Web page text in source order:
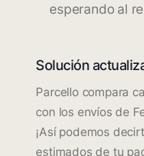
esperando al
Solución
Parcello compara
con los envíos de
¡Así podemos
estimados de tu